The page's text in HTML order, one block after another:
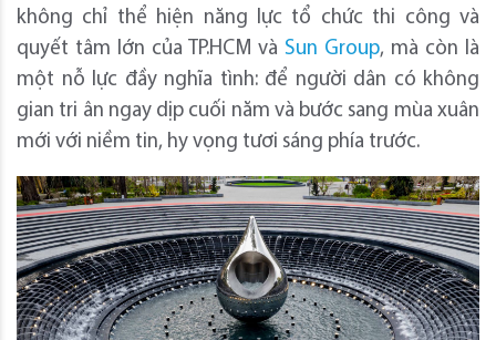
không chỉ thể hiện năng lực tổ chức thi công và
quyết tâm lớn của TP.HCM và Sun Group, mà còn là
một nỗ lực đầy nghĩa tình: để người dân có không
gian tri ân ngay dịp cuối năm và bước sang mùa xuân
mới với niềm tin, hy vọng tươi sáng phía trước.